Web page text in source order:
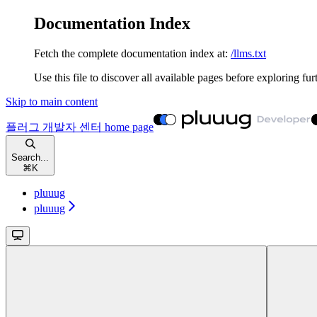
Documentation Index
Fetch the complete documentation index at: /llms.txt
Use this file to discover all available pages before exploring
Skip to main content
플러그 개발자 센터 home page
Search...
⌘ K
pluuug
pluuug